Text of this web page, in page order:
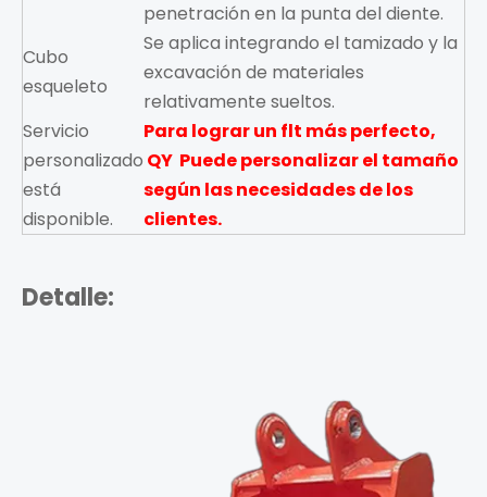
penetración en la punta del diente.
Cubo
esqueleto
Se aplica integrando el tamizado y la
excavación de materiales
relativamente sueltos.
Servicio
personalizado
está
disponible.
Para lograr un flt más perfecto,
QY Puede personalizar el tamaño
según las necesidades de los
clientes.
Detalle: